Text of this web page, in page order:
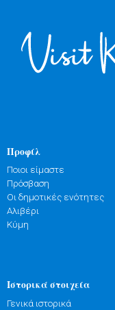
Προφίλ
Ποιοι είμαστε
Πρόσβαση
Οι δημοτικές ενότητες
Αλιβέρι
Κύμη
Ιστορικά στοιχεία
Γενικά ιστορικά